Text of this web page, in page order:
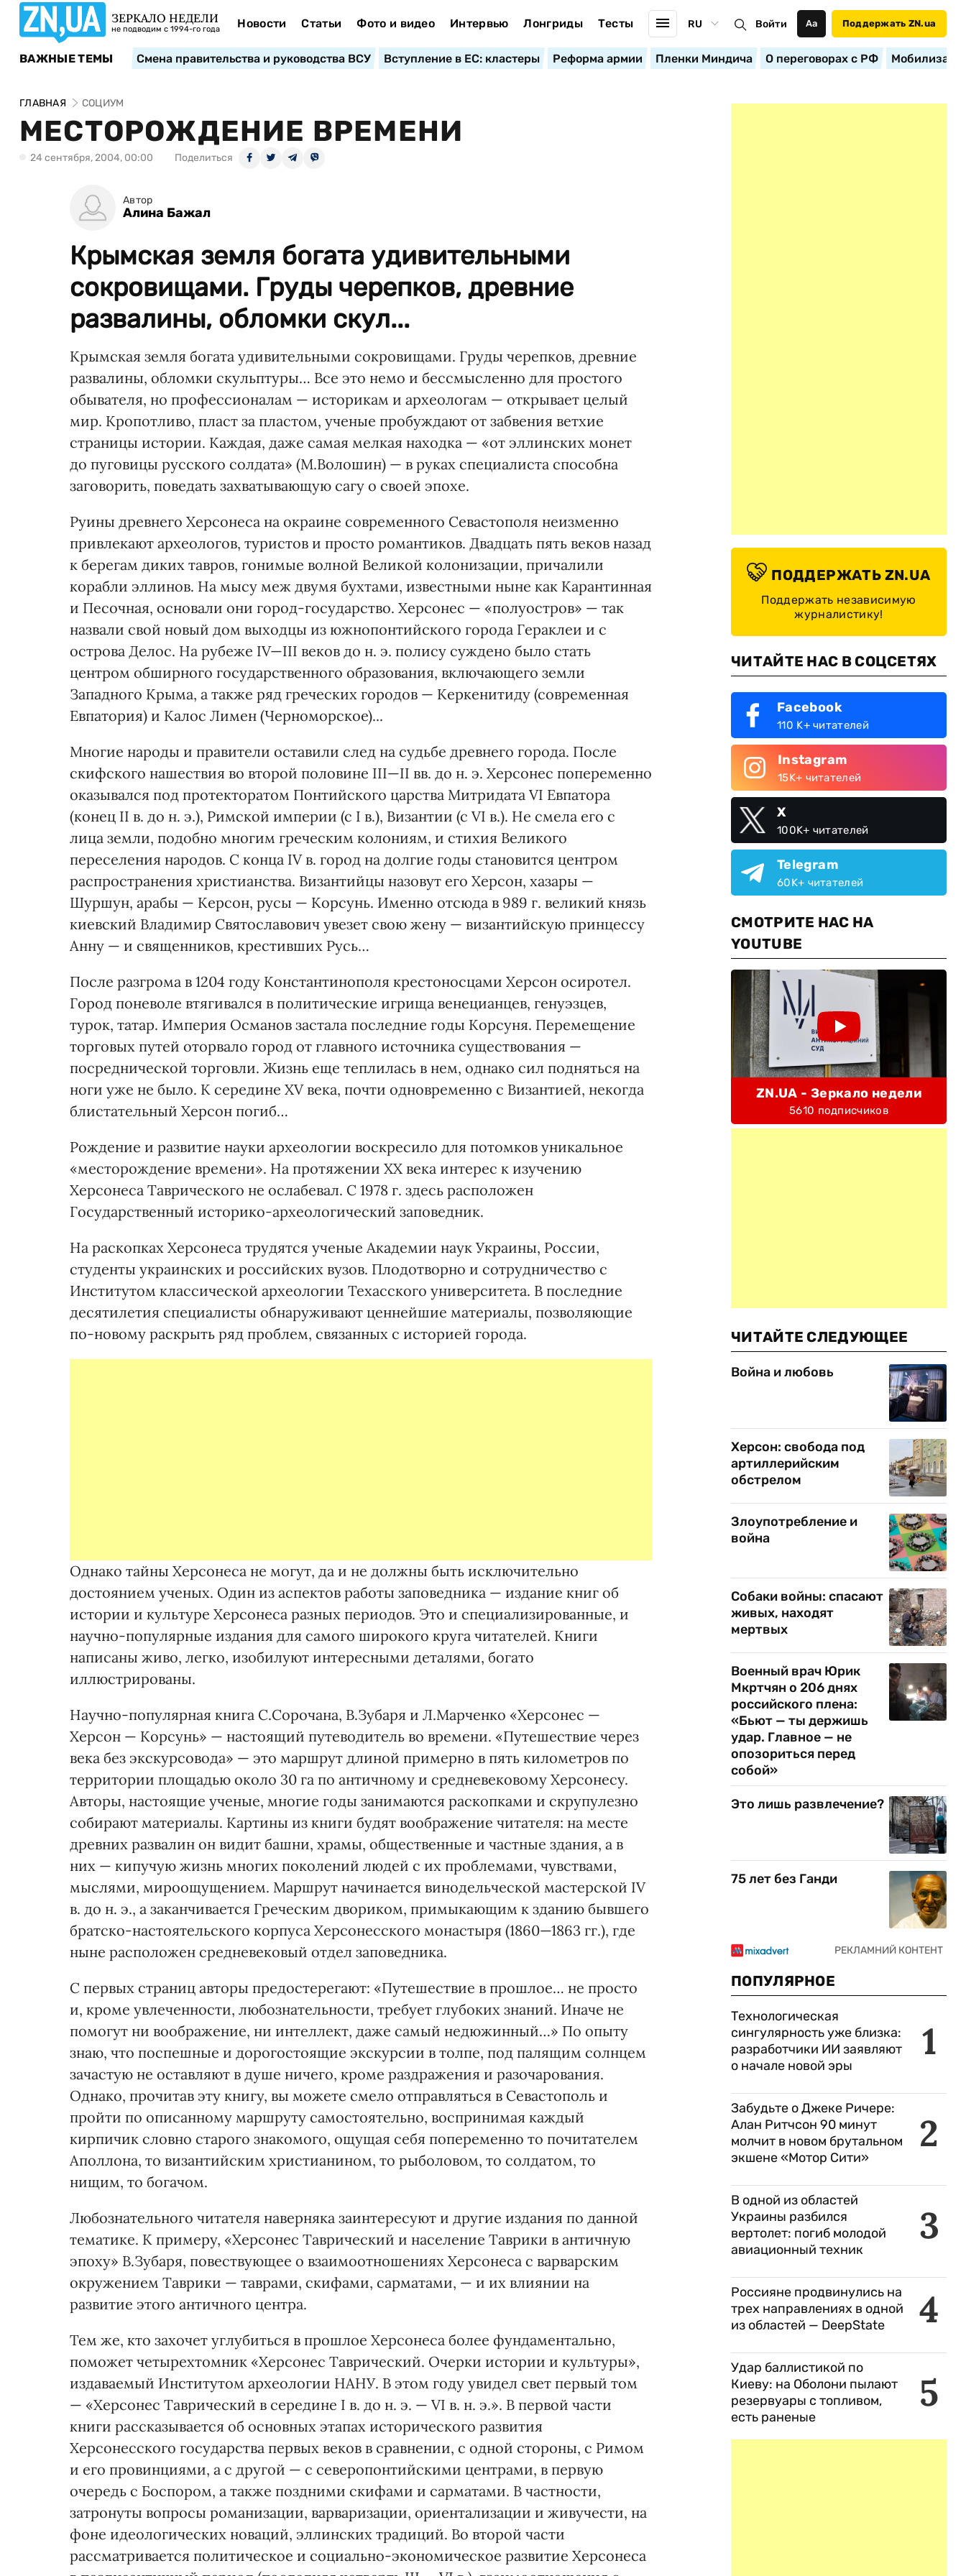
ЗЕРКАЛО НЕДЕЛИ
не подводим с 1994-го года Новости Статьи Фото и видео Интервью Лонгриды Тесты RU Войти Аа Поддержать ZN.ua
ВАЖНЫЕ ТЕМЫ Смена правительства и руководства ВСУ Вступление в ЕС: кластеры Реформа армии Пленки Миндича О переговорах с РФ
ГЛАВНАЯ СОЦИУМ
МЕСТОРОЖДЕНИЕ ВРЕМЕНИ
24 сентября, 2004, 00:00 Поделиться
Автор
Алина Бажал
Крымская земля богата удивительными
сокровищами. Груды черепков, древние
развалины, обломки скул...
Крымская земля богата удивительными сокровищами. Груды черепков, древние
развалины, обломки скульптуры… Все это немо и бессмысленно для простого
обывателя, но профессионалам — историкам и археологам — открывает целый
мир. Кропотливо, пласт за пластом, ученые пробуждают от забвения ветхие
страницы истории. Каждая, даже самая мелкая находка — «от эллинских монет
до пуговицы русского солдата» (М.Волошин) — в руках специалиста способна
заговорить, поведать захватывающую сагу о своей эпохе.
Руины древнего Херсонеса на окраине современного Севастополя неизменно
привлекают археологов, туристов и просто романтиков. Двадцать пять веков назад
к берегам диких тавров, гонимые волной Великой колонизации, причалили
корабли эллинов. На мысу меж двумя бухтами, известными ныне как Карантинная
и Песочная, основали они город-государство. Херсонес — «полуостров» — так
назвали свой новый дом выходцы из южнопонтийского города Гераклеи и с
острова Делос. На рубеже IV—III веков до н. э. полису суждено было стать
центром обширного государственного образования, включающего земли
Западного Крыма, а также ряд греческих городов — Керкенитиду (современная
Евпатория) и Калос Лимен (Черноморское)...
Многие народы и правители оставили след на судьбе древнего города. После
скифского нашествия во второй половине III—II вв. до н. э. Херсонес попеременно
оказывался под протекторатом Понтийского царства Митридата VI Евпатора
(конец II в. до н. э.), Римской империи (с I в.), Византии (с VI в.). Не смела его с
лица земли, подобно многим греческим колониям, и стихия Великого
переселения народов. С конца IV в. город на долгие годы становится центром
распространения христианства. Византийцы назовут его Херсон, хазары —
Шуршун, арабы — Керсон, русы — Корсунь. Именно отсюда в 989 г. великий князь
киевский Владимир Святославович увезет свою жену — византийскую принцессу
Анну — и священников, крестивших Русь…
После разгрома в 1204 году Константинополя крестоносцами Херсон осиротел.
Город поневоле втягивался в политические игрища венецианцев, генуэзцев,
турок, татар. Империя Османов застала последние годы Корсуня. Перемещение
торговых путей оторвало город от главного источника существования —
посреднической торговли. Жизнь еще теплилась в нем, однако сил подняться на
ноги уже не было. К середине XV века, почти одновременно с Византией, некогда
блистательный Херсон погиб…
Рождение и развитие науки археологии воскресило для потомков уникальное
«месторождение времени». На протяжении ХХ века интерес к изучению
Херсонеса Таврического не ослабевал. С 1978 г. здесь расположен
Государственный историко-археологический заповедник.
На раскопках Херсонеса трудятся ученые Академии наук Украины, России,
студенты украинских и российских вузов. Плодотворно и сотрудничество с
Институтом классической археологии Техасского университета. В последние
десятилетия специалисты обнаруживают ценнейшие материалы, позволяющие
по-новому раскрыть ряд проблем, связанных с историей города.
Однако тайны Херсонеса не могут, да и не должны быть исключительно
достоянием ученых. Один из аспектов работы заповедника — издание книг об
истории и культуре Херсонеса разных периодов. Это и специализированные, и
научно-популярные издания для самого широкого круга читателей. Книги
написаны живо, легко, изобилуют интересными деталями, богато
иллюстрированы.
Научно-популярная книга С.Сорочана, В.Зубаря и Л.Марченко «Херсонес —
Херсон — Корсунь» — настоящий путеводитель во времени. «Путешествие через
века без экскурсовода» — это маршрут длиной примерно в пять километров по
территории площадью около 30 га по античному и средневековому Херсонесу.
Авторы, настоящие ученые, многие годы занимаются раскопками и скрупулезно
собирают материалы. Картины из книги будят воображение читателя: на месте
древних развалин он видит башни, храмы, общественные и частные здания, а в
них — кипучую жизнь многих поколений людей с их проблемами, чувствами,
мыслями, мироощущением. Маршрут начинается винодельческой мастерской IV
в. до н. э., а заканчивается Греческим двориком, примыкающим к зданию бывшего
братско-настоятельского корпуса Херсонесского монастыря (1860—1863 гг.), где
ныне расположен средневековый отдел заповедника.
С первых страниц авторы предостерегают: «Путешествие в прошлое… не просто
и, кроме увлеченности, любознательности, требует глубоких знаний. Иначе не
помогут ни воображение, ни интеллект, даже самый недюжинный…» По опыту
знаю, что поспешные и дорогостоящие экскурсии в толпе, под палящим солнцем
зачастую не оставляют в душе ничего, кроме раздражения и разочарования.
Однако, прочитав эту книгу, вы можете смело отправляться в Севастополь и
пройти по описанному маршруту самостоятельно, воспринимая каждый
кирпичик словно старого знакомого, ощущая себя попеременно то почитателем
Аполлона, то византийским христианином, то рыболовом, то солдатом, то
нищим, то богачом.
Любознательного читателя наверняка заинтересуют и другие издания по данной
тематике. К примеру, «Херсонес Таврический и население Таврики в античную
эпоху» В.Зубаря, повествующее о взаимоотношениях Херсонеса с варварским
окружением Таврики — таврами, скифами, сарматами, — и их влиянии на
развитие этого античного центра.
Тем же, кто захочет углубиться в прошлое Херсонеса более фундаментально,
поможет четырехтомник «Херсонес Таврический. Очерки истории и культуры»,
издаваемый Институтом археологии НАНУ. В этом году увидел свет первый том
— «Херсонес Таврический в середине I в. до н. э. — VI в. н. э.». В первой части
книги рассказывается об основных этапах исторического развития
Херсонесского государства первых веков в сравнении, с одной стороны, с Римом
и его провинциями, а с другой — с северопонтийскими центрами, в первую
очередь с Боспором, а также поздними скифами и сарматами. В частности,
затронуты вопросы романизации, варваризации, ориентализации и живучести, на
фоне идеологических новаций, эллинских традиций. Во второй части
рассматривается политическое и социально-экономическое развитие Херсонеса
ПОДДЕРЖАТЬ ZN.UA
Поддержать независимую
журналистику!
ЧИТАЙТЕ НАС В СОЦСЕТЯХ
Facebook
110 K+ читателей
Instagram
15K+ читателей
X
100K+ читателей
Telegram
60K+ читателей
СМОТРИТЕ НАС НА
YOUTUBE
ZN.UA - Зеркало недели
5610 подписчиков
ЧИТАЙТЕ СЛЕДУЮЩЕЕ
Война и любовь
Херсон: свобода под
артиллерийским
обстрелом
Злоупотребление и
война
Собаки войны: спасают
живых, находят
мертвых
Военный врач Юрик
Мкртчян о 206 днях
российского плена:
«Бьют — ты держишь
удар. Главное — не
опозориться перед
собой»
Это лишь развлечение?
75 лет без Ганди
ПОПУЛЯРНОЕ
1
Технологическая
сингулярность уже близка:
разработчики ИИ заявляют
о начале новой эры
2
Забудьте о Джеке Ричере:
Алан Ритчсон 90 минут
молчит в новом брутальном
экшене «Мотор Сити»
3
В одной из областей
Украины разбился
вертолет: погиб молодой
авиационный техник
4
Россияне продвинулись на
трех направлениях в одной
из областей — DeepState
5
Удар баллистикой по
Киеву: на Оболони пылают
резервуары с топливом,
есть раненые